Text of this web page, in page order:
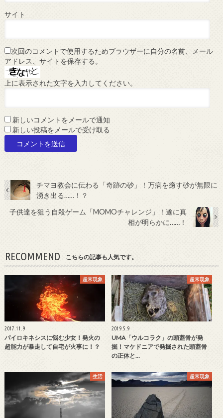
サイト
次回のコメントで使用するためブラウザーに自分の名前、メール
アドレス、サイトを保存する。
上に表示された文字を入力してください。
新しいコメントをメールで通知
新しい投稿をメールで受け取る
チマヨ教会に伝わる「奇跡の砂」！万病を癒す砂が無限に
湧き出る……！？
子供達を狙う自殺ゲーム「MOMOチャレンジ」！遂に真
相が明らかに……！
RECOMMEND こちらの記事も人気です。
超常現象
2017.11.9
パイロキネシスに悩む少女！発火の
超能力が暴走して自宅が火事に！？
超常現象
2019.5.9
UMA「ウルコラク」の頭蓋骨が発
掘！マケドニアで発掘された頭蓋骨
の正体と…
生活 超常現象